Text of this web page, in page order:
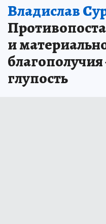
Владислав
и
глупость